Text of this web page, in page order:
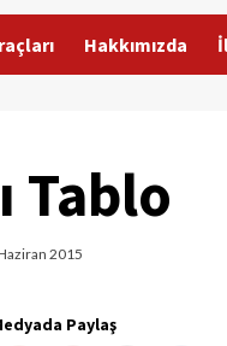
Hakkımızda
Tablo
2015
Paylaş